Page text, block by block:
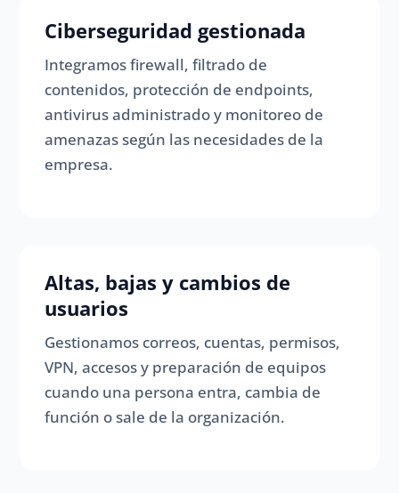
Ciberseguridad gestionada
Integramos firewall, filtrado de
contenidos, protección de endpoints,
antivirus administrado y monitoreo de
amenazas según las necesidades de la
empresa.
Altas, bajas y cambios de
usuarios
Gestionamos correos, cuentas, permisos,
VPN, accesos y preparación de equipos
cuando una persona entra, cambia de
función o sale de la organización.